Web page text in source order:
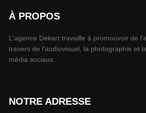
À PROPOS
L'agence Dekart travaille à promouvoir de
travers de l'audiovisuel, la photographie et
média sociaux.
NOTRE ADRESSE